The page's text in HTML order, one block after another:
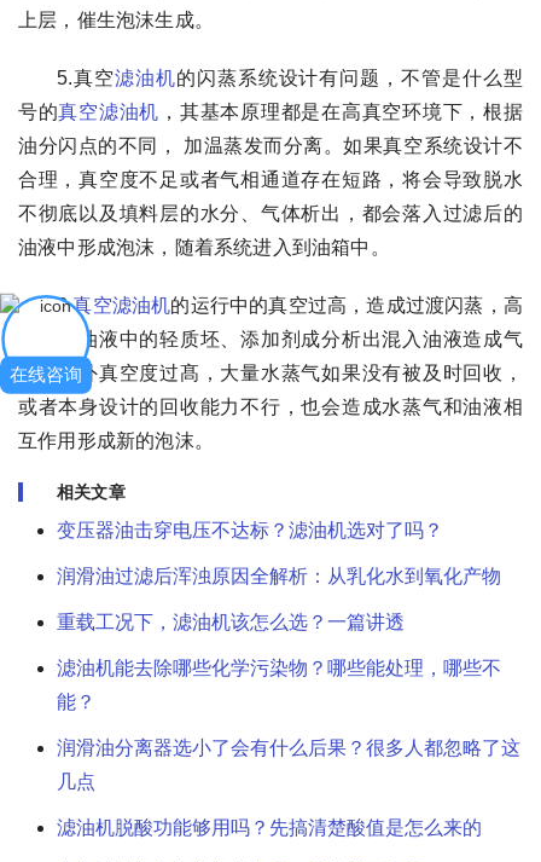
上层，催生泡沫生成。
5.真空滤油机的闪蒸系统设计有问题，不管是什么型
号的真空滤油机 ，其基本原理都是在高真空环境下，根据
油分闪点的不同， 加温蒸发而分离。如果真空系统设计不
合理，真空度不足或者气相通道存在短路，将会导致脱水
不彻底以及填料层的水分、气体析出，都会落入过滤后的
油液中形成泡沫，随着系统进入到油箱中。
6.真空滤油机的运行中的真空过高，造成过渡闪蒸，高
温使得油液中的轻质坯、添加剂成分析出混入油液造成气
泡，另外真空度过髙，大量水蒸气如果没有被及时回收，
或者本身设计的回收能力不行，也会造成水蒸气和油液相
互作用形成新的泡沫。
相关文章
变压器油击穿电压不达标？滤油机选对了吗？
润滑油过滤后浑浊原因全解析：从乳化水到氧化产物
重载工况下，滤油机该怎么选？一篇讲透
滤油机能去除哪些化学污染物？哪些能处理，哪些不
能？
润滑油分离器选小了会有什么后果？很多人都忽略了这
几点
滤油机脱酸功能够用吗？先搞清楚酸值是怎么来的
在线咨询